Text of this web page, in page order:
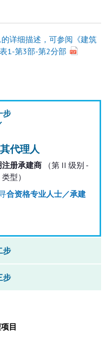
详细描述，可参阅《建筑
1-第3部-第2分部
步
代理人
注册承建商（第 II 级别 -
型）
合资格专业人士／承建
步
步
目